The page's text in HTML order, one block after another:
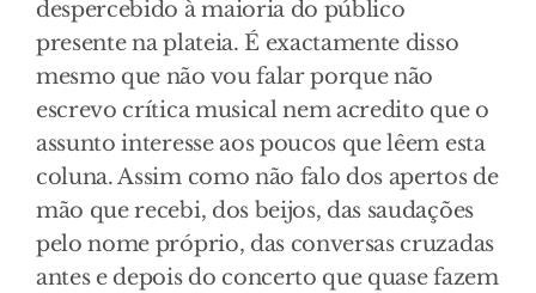
despercebido à maioria do público
presente na plateia. É exactamente disso
mesmo que não vou falar porque não
escrevo crítica musical nem acredito que o
assunto interesse aos poucos que lêem esta
coluna. Assim como não falo dos apertos de
mão que recebi, dos beijos, das saudações
pelo nome próprio, das conversas cruzadas
antes e depois do concerto que quase fazem